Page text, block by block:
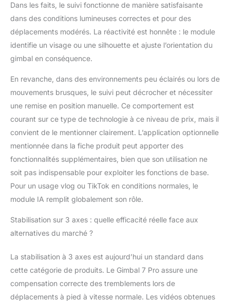
à portée de main, sans
toucher l’écran.
STABILISATION À 3
AXES ET MODES DE
compatible avec
iPhone et Android
PORTENTUM élimine
les vibrations en temps
réel et garantit une
fluidité optimale même
dans les mouvements
rapides. Il comprend
quatre modes de
stabilisation : avec
trois axes, ou mode
pour le sport, le vlog,
professionnelle.
PLIABLE, COMPATIBLE
ET AVEC TRÉPIED
Dans les faits, le suivi fonctionne de manière satisfaisante
dans des conditions lumineuses correctes et pour des
déplacements modérés. La réactivité est honnête : le module
identifie un visage ou une silhouette et ajuste l’orientation du
gimbal en conséquence.
En revanche, dans des environnements peu éclairés ou lors de
mouvements brusques, le suivi peut décrocher et nécessiter
une remise en position manuelle. Ce comportement est
courant sur ce type de technologie à ce niveau de prix, mais il
convient de le mentionner clairement. L’application optionnelle
mentionnée dans la fiche produit peut apporter des
fonctionnalités supplémentaires, bien que son utilisation ne
soit pas indispensable pour exploiter les fonctions de base.
Pour un usage vlog ou TikTok en conditions normales, le
module IA remplit globalement son rôle.
Stabilisation sur 3 axes : quelle efficacité réelle face aux
alternatives du marché ?
La stabilisation à 3 axes est aujourd’hui un standard dans
cette catégorie de produits. Le Gimbal 7 Pro assure une
compensation correcte des tremblements lors de
déplacements à pied à vitesse normale. Les vidéos obtenues